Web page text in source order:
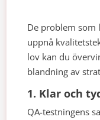
De problem som
uppnå
lov kan du
blandning av
1. Klar och
QA-testningens